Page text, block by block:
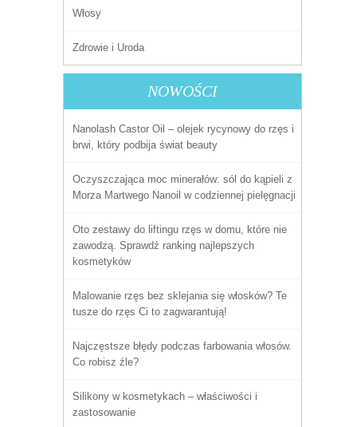
Włosy
Zdrowie i Uroda
NOWOŚCI
Nanolash Castor Oil – olejek rycynowy do rzęs i
brwi, który podbija świat beauty
Oczyszczająca moc minerałów: sól do kąpieli z
Morza Martwego Nanoil w codziennej pielęgnacji
Oto zestawy do liftingu rzęs w domu, które nie
zawodzą. Sprawdź ranking najlepszych
kosmetyków
Malowanie rzęs bez sklejania się włosków? Te
tusze do rzęs Ci to zagwarantują!
Najczęstsze błędy podczas farbowania włosów.
Co robisz źle?
Silikony w kosmetykach – właściwości i
zastosowanie